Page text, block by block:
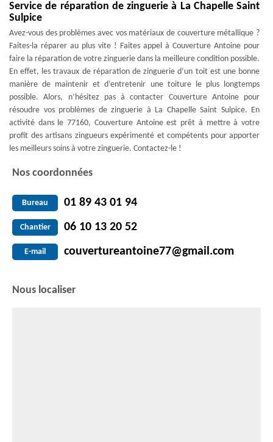
Service de réparation de zinguerie à La Chapelle Saint
Sulpice
Avez-vous des problèmes avec vos matériaux de couverture métallique ?
Faites-la réparer au plus vite ! Faites appel à Couverture Antoine pour
faire la réparation de votre zinguerie dans la meilleure condition possible.
En effet, les travaux de réparation de zinguerie d’un toit est une bonne
manière de maintenir et d’entretenir une toiture le plus longtemps
possible. Alors, n’hésitez pas à contacter Couverture Antoine pour
résoudre vos problèmes de zinguerie à La Chapelle Saint Sulpice. En
activité dans le 77160, Couverture Antoine est prêt à mettre à votre
profit des artisans zingueurs expérimenté et compétents pour apporter
les meilleurs soins à votre zinguerie. Contactez-le !
Nos coordonnées
Bureau 01 89 43 01 94
Chantier 06 10 13 20 52
E-mail couvertureantoine77@gmail.com
Nous localiser